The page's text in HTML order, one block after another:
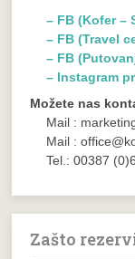
– FB (Kofer –
– FB (Travel
– FB
– Instagram
Možete nas
Mail :
Mail :
Tel.: 00387
Zašto